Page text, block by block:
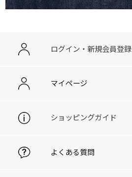
ログイン・新規会員登録
マイページ
ショッピングガイド
よくある質問